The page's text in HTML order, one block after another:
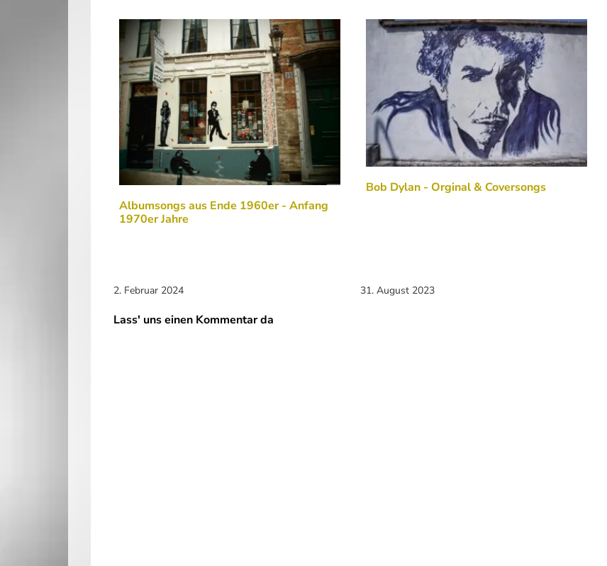
Albumsongs aus Ende 1960er - Anfang
1970er Jahre
2. Februar 2024
Bob Dylan - Orginal & Coversongs
31. August 2023
Lass' uns einen Kommentar da